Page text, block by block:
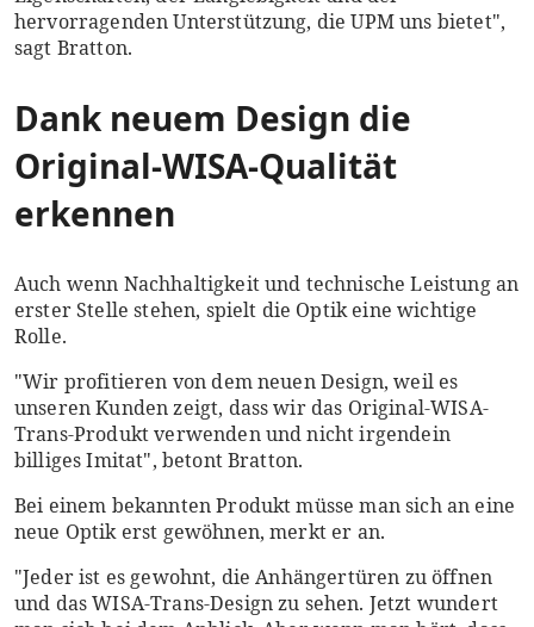
hervorragenden Unterstützung, die UPM uns bietet",
sagt Bratton.
Dank neuem Design die
Original-WISA-Qualität
erkennen
Auch wenn Nachhaltigkeit und technische Leistung an
erster Stelle stehen, spielt die Optik eine wichtige
Rolle.
"Wir profitieren von dem neuen Design, weil es
unseren Kunden zeigt, dass wir das Original-WISA-
Trans-Produkt verwenden und nicht irgendein
billiges Imitat", betont Bratton.
Bei einem bekannten Produkt müsse man sich an eine
neue Optik erst gewöhnen, merkt er an.
"Jeder ist es gewohnt, die Anhängertüren zu öffnen
und das WISA-Trans-Design zu sehen. Jetzt wundert